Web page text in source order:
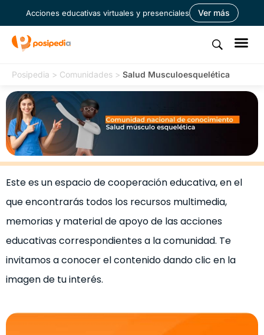
Acciones educativas virtuales y presenciales Ver más
Posipedia > Comunidades > Salud Musculoesquelética
Este es un espacio de cooperación educativa, en el
que encontrarás todos los recursos multimedia,
memorias y material de apoyo de las acciones
educativas correspondientes a la comunidad. Te
invitamos a conocer el contenido dando clic en la
imagen de tu interés.